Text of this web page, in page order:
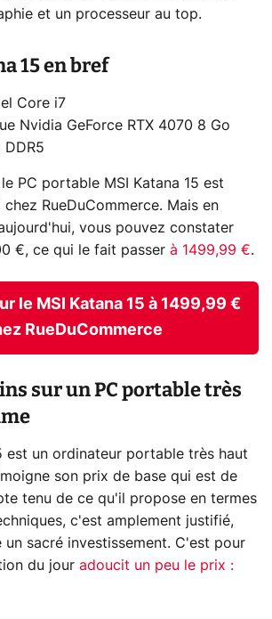
et un processeur au top.
15 en bref
Core i7
Nvidia GeForce RTX 4070 8 Go
DDR5
PC portable MSI Katana 15 est
RueDuCommerce. Mais en
vous pouvez constater
€, ce qui le fait passer à 1499,99 €.
le MSI Katana 15 à 1499,99 €
RueDuCommerce
sur un PC portable très
est un ordinateur portable très haut
son prix de base qui est de
tenu de ce qu'il propose en termes
c'est amplement justifié,
un sacré investissement. C'est pour
du jour adoucit un peu le prix :